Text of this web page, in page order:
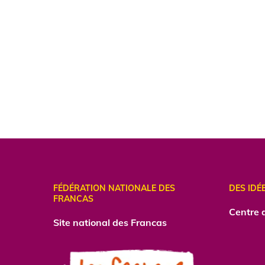
FÉDÉRATION NATIONALE DES
FRANCAS
Site national des Francas
DES
Centre